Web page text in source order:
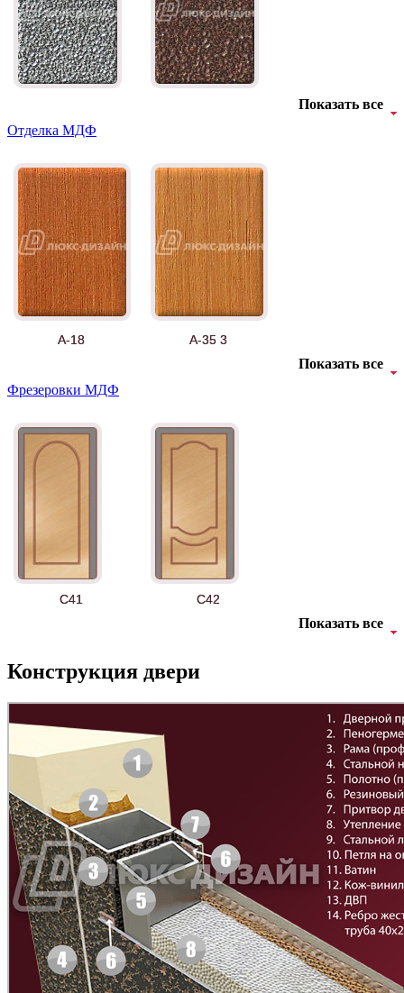
Показать все
Отделка МДФ
А-18 А-35 3
Б-35 3
БУК БАВАРИЯ
Д-11 Н Д-11 С
Показать все
Фрезеровки МДФ
C41 C42
C43
Показать все
Конструкция двери